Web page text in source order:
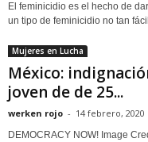
El feminicidio es el hecho de
un tipo de feminicidio no tan
Mujeres en Lucha
México:
joven de de 25...
werken rojo - 14 febrero, 2020
DEMOCRACY NOW! Image